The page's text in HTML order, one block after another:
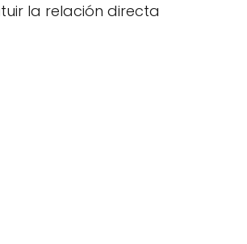
la relación directa